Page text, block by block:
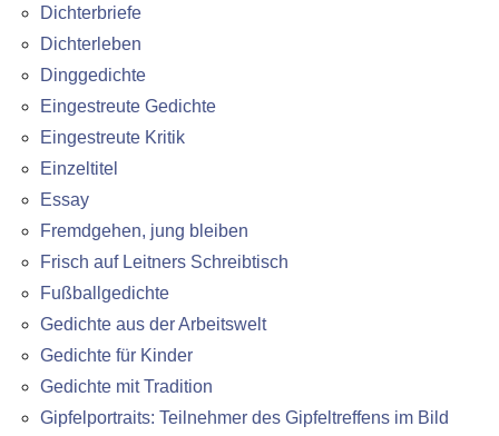
Dichterbriefe
Dichterleben
Dinggedichte
Eingestreute Gedichte
Eingestreute Kritik
Einzeltitel
Essay
Fremdgehen, jung bleiben
Frisch auf Leitners Schreibtisch
Fußballgedichte
Gedichte aus der Arbeitswelt
Gedichte für Kinder
Gedichte mit Tradition
Gipfelportraits: Teilnehmer des Gipfeltreffens im Bild